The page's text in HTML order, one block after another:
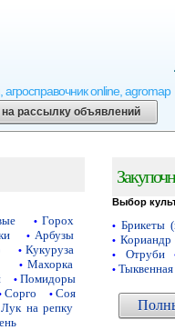
online, agromap
рассылку объявлений
• Горох
• Арбузы
• Кукуруза
• Махорка
• Помидоры
Сорго • Соя
Лук на репку
Выбор
• Брикеты
• Кориандр
• Отруби
• Тыквенная